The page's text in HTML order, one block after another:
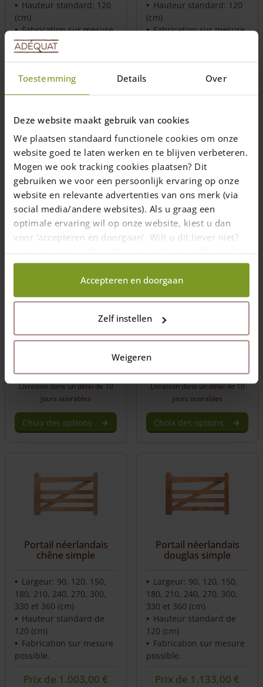
Toestemming Details Over
Deze website maakt gebruik van cookies
We plaatsen standaard functionele cookies om onze
website goed te laten werken en te blijven verbeteren.
Mogen we ook tracking cookies plaatsen? Dit
gebruiken we voor een persoonlijk ervaring op onze
website en relevante advertenties van ons merk (via
social media/andere websites). Als u graag een
optimale ervaring wil op onze website, kiest u dan
voor ‘accepteren en doorgaan'. Wilt u dit liever niet?
Kies dan voor ‘zelf instellen’ en geef aan welke cookies
wij wel mogen verzamelen.
Accepteren en doorgaan
Zelf instellen
Weigeren
Hauteur standard: 120
(cm)
Fabrication sur mesure
possible
Prix de778,00€
Livraison dans un délai de 10
jours ouvrables
Choix des options
Hauteur standard: 120
(cm)
Fabrication sur mesure
Prix de788,00€
Livraison dans un délai de 10
Choix des options
Portail anglais chêne
Largeur: 90, 120, 150,
180, 210, 240, 270, 300,
330 et 360 (cm)
Fabrication sur mesure
Prix de826,00€
Livraison dans un délai de 10
jours ouvrables
Choix des options
Portail anglais arc
180, 210, 240, 270, 300,
330 et 360 (cm)
120 (cm)
Fabriaction sur mesure
Prix de846,00€
Livraison dans un délai de 10
jours ouvrables
Choix des options
Portail néerlandais
chêne simple
Largeur: 90, 120, 150,
180, 210, 240, 270, 300,
330 et 360 (cm)
Hauteur standard de
120 (cm)
Fabrication sur mesure
possible.
Prix de 1.003,00 €
Portail néerlandais
douglas simple
Largeur: 90, 120, 150,
180, 210, 240, 270, 300,
330 et 360 (cm)
Hauteur standard de
120 (cm)
Fabrication sur mesure
possible.
Prix de 1.133,00 €